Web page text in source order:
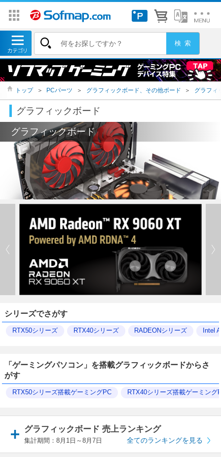
トップ ＞ PCパーツ ＞ グラフィックボード、その他ボード ＞ グラフィ
グラフィックボード
グラフィックボード
シリーズでさがす
RTX50シリーズ RTX40シリーズ RADEONシリーズ Intel
「ゲーミングパソコン」を搭載グラフィックボードからさ
がす
RTX50シリーズ搭載ゲーミングPC RTX40シリーズ搭載ゲーミング
グラフィックボード 売上ランキング
集計期間：8月1日～8月7日 全てのランキングを見る